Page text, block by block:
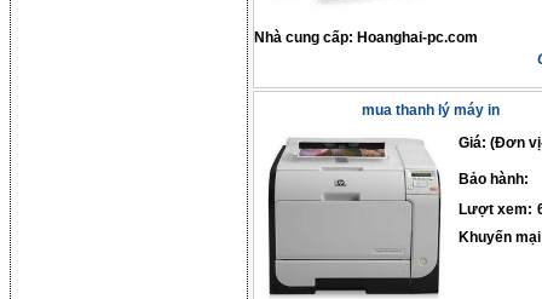
Nhà cung cấp: Hoanghai-pc.com
mua thanh lý máy in
Giá: (Đơn
Bảo hành:
Lượt xem:
Khuyến